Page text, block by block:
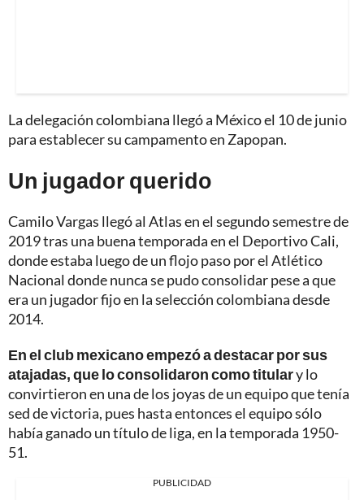
La delegación colombiana llegó a México el 10 de junio
para establecer su campamento en Zapopan.
Un jugador querido
Camilo Vargas llegó al Atlas en el segundo semestre de
2019 tras una buena temporada en el Deportivo Cali,
donde estaba luego de un flojo paso por el Atlético
Nacional donde nunca se pudo consolidar pese a que
era un jugador fijo en la selección colombiana desde
2014.
En el club mexicano empezó a destacar por sus
atajadas, que lo consolidaron como titulary lo
convirtieron en una de los joyas de un equipo que tenía
sed de victoria, pues hasta entonces el equipo sólo
había ganado un título de liga, en la temporada 1950-
51.
PUBLICIDAD